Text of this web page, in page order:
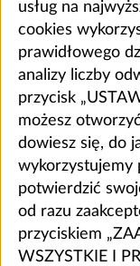
usług na
cookies
prawidłowego
analizy liczby
przycisk
możesz
dowiesz się, do
wykorzystujemy
potwierdzić
od razu
przyciskiem
WSZYSTKIE I